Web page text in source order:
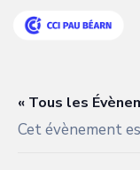
CCI
Vos
« Tous les
Cet évènement